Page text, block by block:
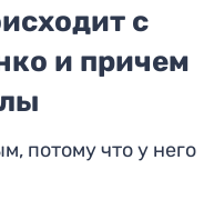
с
и причем
потому что у него